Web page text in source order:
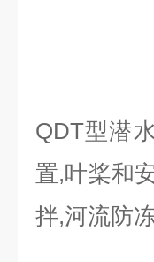
QDT型潜
置,叶桨和
拌,河流防